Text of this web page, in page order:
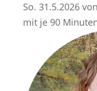
So. 31.5.2026
mit je 90